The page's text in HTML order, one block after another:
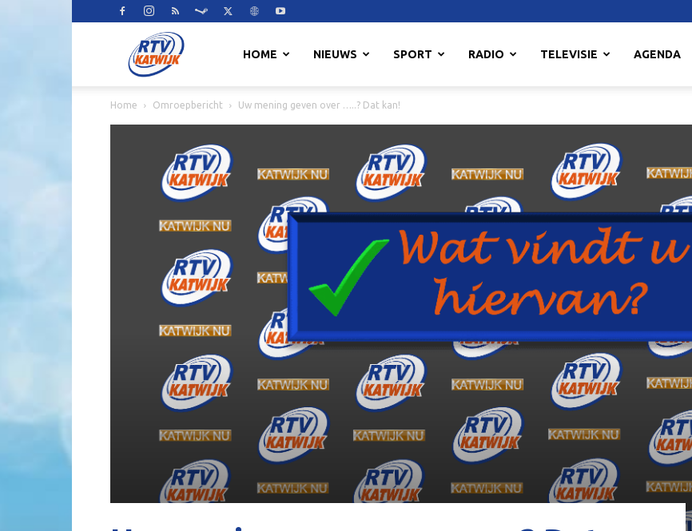
HOME NIEUWS SPORT RADIO TELEVISIE AGENDA
Home Omroepbericht Uw mening geven over …..? Dat kan!